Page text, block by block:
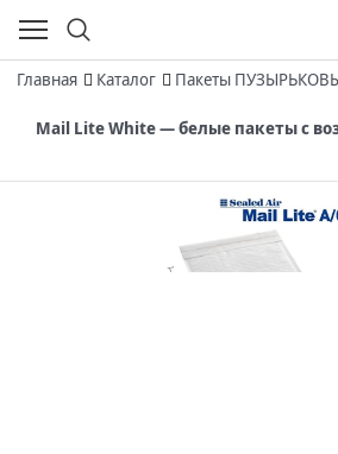
Главная Каталог Пакеты
Mail Lite White — белые пакеты с